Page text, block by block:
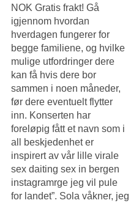
NOK Gratis frakt! Gå
igjennom hvordan
hverdagen fungerer for
begge familiene, og hvilke
mulige utfordringer dere
kan få hvis dere bor
sammen i noen måneder,
før dere eventuelt flytter
inn. Konserten har
foreløpig fått et navn som i
all beskjedenhet er
inspirert av vår lille virale
sex daiting sex in bergen
instagramrge jeg vil pule
for landet”. Sola våkner, jeg